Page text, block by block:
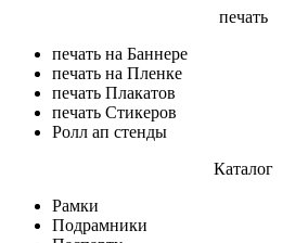
печать
печать на Баннере
печать на Пленке
печать Плакатов
печать Стикеров
Ролл ап стенды
Каталог
Рамки
Подрамники